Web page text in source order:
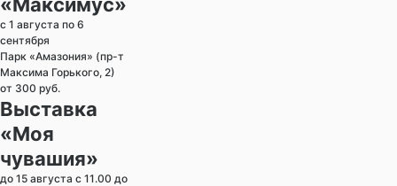
с 1 августа по 6
сентября
Парк «Амазония» (пр-т
Максима Горького, 2)
от 300 руб.
Выставка
«Моя
чувашия»
до 15 августа с 11.00 до